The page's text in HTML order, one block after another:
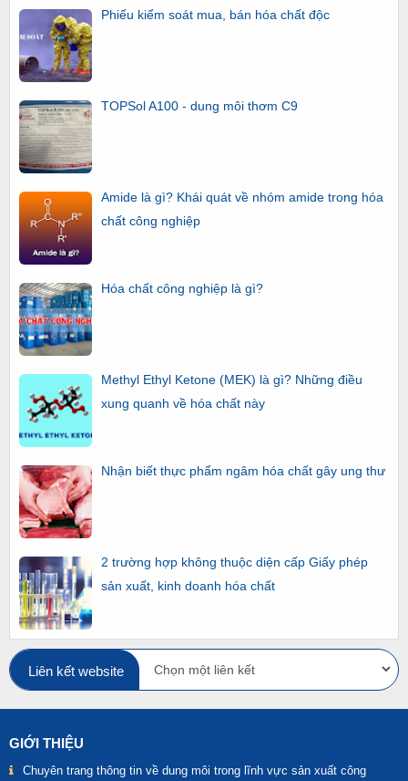
Phiếu kiểm soát mua, bán hóa chất độc
TOPSol A100 - dung môi thơm C9
Amide là gì? Khái quát về nhóm amide trong hóa
chất công nghiệp
Hóa chất công nghiệp là gì?
Methyl Ethyl Ketone (MEK) là gì? Những điều
xung quanh về hóa chất này
Nhận biết thực phẩm ngâm hóa chất gây ung thư
2 trường hợp không thuộc diện cấp Giấy phép
sản xuất, kinh doanh hóa chất
Liên kết website
GIỚI THIỆU
Chuyên trang thông tin về dung môi trong lĩnh vực sản xuất công